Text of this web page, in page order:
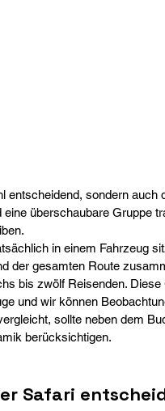
entscheidend, sondern auch
überschaubare Gruppe
in einem Fahrzeug
der gesamten Route
bis zwölf Reisenden.
und wir können
sollte neben dem
berücksichtigen.
Safari